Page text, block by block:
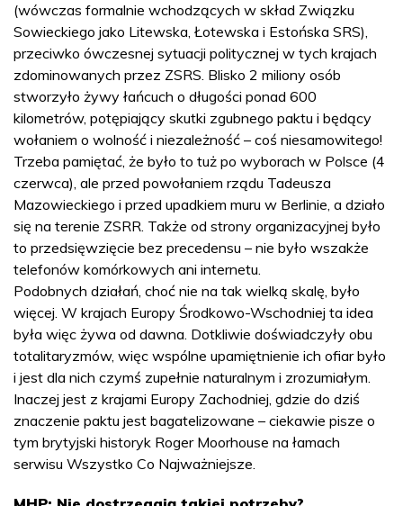
(wówczas formalnie wchodzących w skład Związku
Sowieckiego jako Litewska, Łotewska i Estońska SRS),
przeciwko ówczesnej sytuacji politycznej w tych krajach
zdominowanych przez ZSRS. Blisko 2 miliony osób
stworzyło żywy łańcuch o długości ponad 600
kilometrów, potępiający skutki zgubnego paktu i będący
wołaniem o wolność i niezależność – coś niesamowitego!
Trzeba pamiętać, że było to tuż po wyborach w Polsce (4
czerwca), ale przed powołaniem rządu Tadeusza
Mazowieckiego i przed upadkiem muru w Berlinie, a działo
się na terenie ZSRR. Także od strony organizacyjnej było
to przedsięwzięcie bez precedensu – nie było wszakże
telefonów komórkowych ani internetu.
Podobnych działań, choć nie na tak wielką skalę, było
więcej. W krajach Europy Środkowo-Wschodniej ta idea
była więc żywa od dawna. Dotkliwie doświadczyły obu
totalitaryzmów, więc wspólne upamiętnienie ich ofiar było
i jest dla nich czymś zupełnie naturalnym i zrozumiałym.
Inaczej jest z krajami Europy Zachodniej, gdzie do dziś
znaczenie paktu jest bagatelizowane – ciekawie pisze o
tym brytyjski historyk Roger Moorhouse na łamach
serwisu Wszystko Co Najważniejsze.